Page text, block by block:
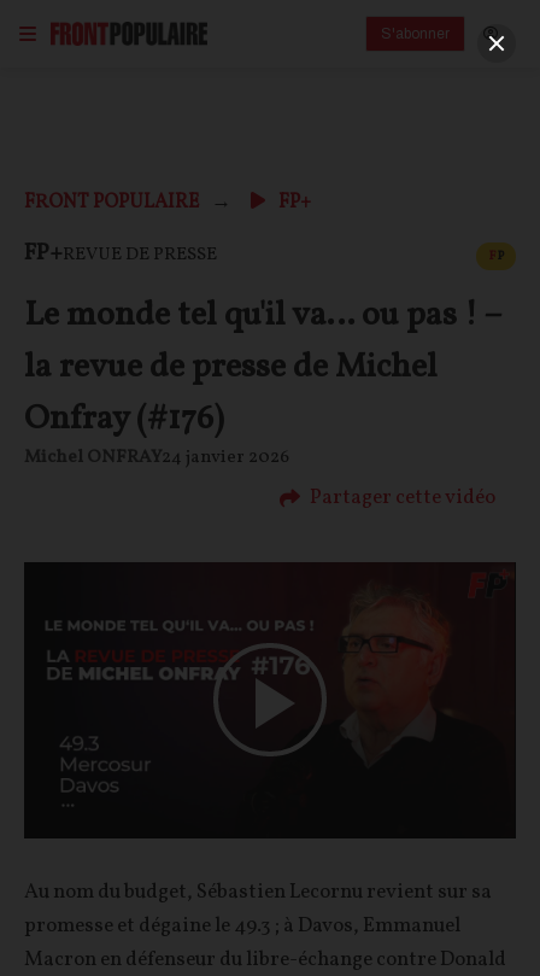
S'abonner
FRONT POPULAIRE FP+
FP+REVUE DE PRESSE FP
Le monde tel qu'il va… ou pas ! –
la revue de presse de Michel
Onfray (#176)
Michel ONFRAY24 janvier 2026
Partager cette vidéo
Play
Video
Au nom du budget, Sébastien Lecornu revient sur sa
promesse et dégaine le 49.3 ; à Davos, Emmanuel
Macron en défenseur du libre-échange contre Donald